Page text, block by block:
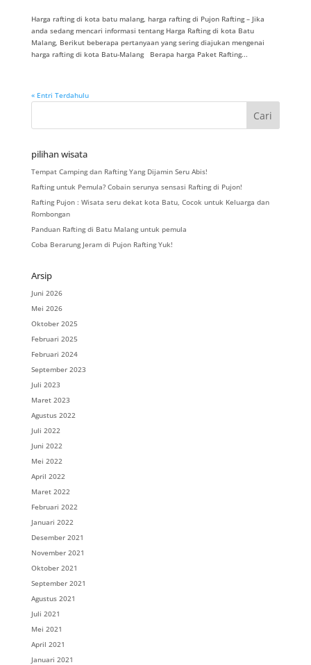
Harga rafting di kota batu malang, harga rafting di Pujon Rafting – Jika
anda sedang mencari informasi tentang Harga Rafting di kota Batu
Malang, Berikut beberapa pertanyaan yang sering diajukan mengenai
harga rafting di kota Batu-Malang Berapa harga Paket Rafting...
« Entri Terdahulu
pilihan wisata
Tempat Camping dan Rafting Yang Dijamin Seru Abis!
Rafting untuk Pemula? Cobain serunya sensasi Rafting di Pujon!
Rafting Pujon : Wisata seru dekat kota Batu, Cocok untuk Keluarga dan
Rombongan
Panduan Rafting di Batu Malang untuk pemula
Coba Berarung Jeram di Pujon Rafting Yuk!
Arsip
Juni 2026
Mei 2026
Oktober 2025
Februari 2025
Februari 2024
September 2023
Juli 2023
Maret 2023
Agustus 2022
Juli 2022
Juni 2022
Mei 2022
April 2022
Maret 2022
Februari 2022
Januari 2022
Desember 2021
November 2021
Oktober 2021
September 2021
Agustus 2021
Juli 2021
Mei 2021
April 2021
Januari 2021